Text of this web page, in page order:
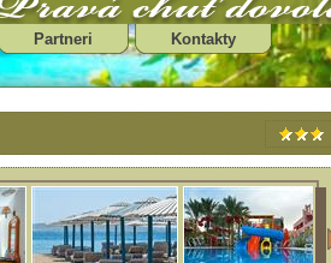
Partneri Kontakty